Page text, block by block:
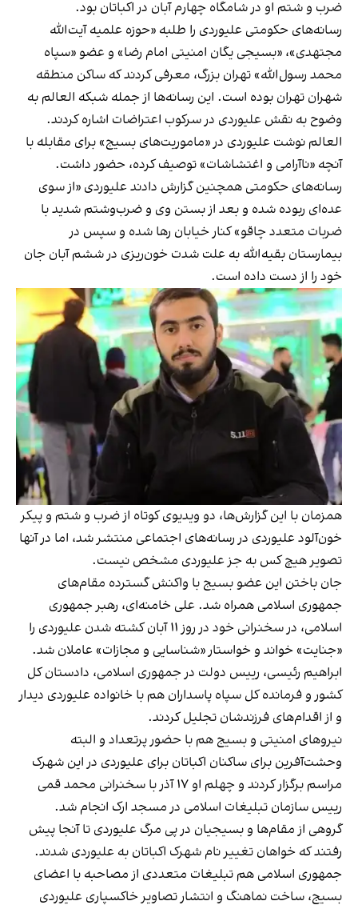
ضرب و شتم او در شامگاه چهارم آبان در اکباتان بود.
رسانه‌های حکومتی علیوردی را طلبه «حوزه علمیه آیت‌الله
مجتهدی»، «بسیجی یگان امنیتی امام رضا» و عضو «سپاه
محمد رسول‌الله» تهران بزرگ، معرفی کردند که ساکن منطقه
شهران تهران بوده است. این رسانه‌ها از جمله شبکه العالم به
وضوح به نقش علیوردی در سرکوب اعتراضات اشاره کردند.
العالم نوشت علیوردی در «ماموریت‌های بسیج» برای مقابله با
آنچه «ناآرامی و اغتشاشات» توصیف کرده، حضور داشت.
رسانه‌های حکومتی همچنین گزارش دادند علیوردی «از سوی
عده‌ای ربوده شده و بعد از بستن وی و ضرب‌وشتم شدید با
ضربات متعدد چاقو» کنار خیابان رها شده و سپس در
بیمارستان بقیه‌الله به علت شدت خون‌ریزی در ششم آبان جان
خود را از دست داده است.
همزمان با این گزارش‌ها، دو ویدیوی کوتاه از ضرب و شتم و پیکر
خون‌آلود علیوردی در رسانه‌های اجتماعی منتشر شد، اما در آنها
تصویر هیچ کس به جز علیوردی مشخص نیست.
جان باختن این عضو بسیج با واکنش گسترده مقام‌های
جمهوری اسلامی همراه شد. علی خامنه‌ای، رهبر جمهوری
اسلامی، در سخنرانی خود در روز ۱۱ آبان کشته شدن علیوردی را
«جنایت» خواند و خواستار «شناسایی و مجازات» عاملان شد.
ابراهیم رئیسی، رییس دولت در جمهوری اسلامی، دادستان کل
کشور و فرمانده کل سپاه پاسداران هم با خانواده علیوردی دیدار
و از اقدام‌های فرزندشان تجلیل کردند.
نیروهای امنیتی و بسیج هم با حضور پرتعداد و البته
وحشت‌آفرین برای ساکنان اکباتان برای علیوردی در این شهرک
مراسم برگزار کردند و چهلم او ۱۷ آذر با سخنرانی محمد قمی
رییس سازمان تبلیغات اسلامی در مسجد ارک انجام شد.
گروهی از مقام‌ها و بسیجیان در پی مرگ علیوردی تا آنجا پیش
رفتند که خواهان تغییر نام شهرک اکباتان به علیوردی شدند.
جمهوری اسلامی هم تبلیغات متعددی از مصاحبه با اعضای
بسیج، ساخت نماهنگ و انتشار تصاویر خاکسپاری علیوردی